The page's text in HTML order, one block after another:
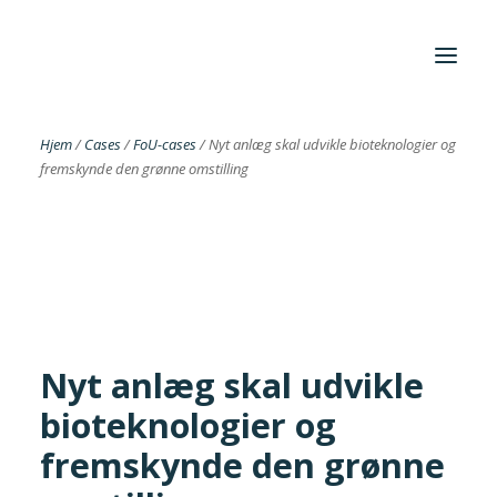
Foreningen
Search
Hjem/Cases/FoU-cases/Nyt anlæg skal udvikle bioteknologier og
fremskynde den grønne omstilling
Nyt anlæg skal udvikle
bioteknologier og
fremskynde den grønne